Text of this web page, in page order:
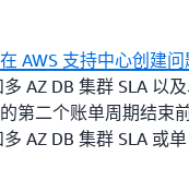
在 AWS 支持中心创建问
AZ DB 集群 SLA 以
第二个账单周期结束
AZ DB 集群 SLA 或